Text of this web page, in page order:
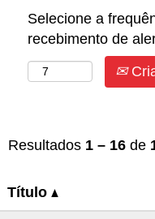
Selecione a
recebimento de
Resultados 1 – 16 de
Título